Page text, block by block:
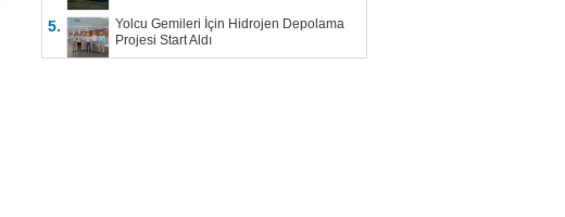
5.
Yolcu Gemileri İçin Hidrojen Depolama
Projesi Start Aldı